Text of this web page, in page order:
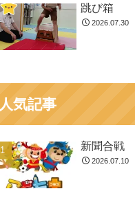
跳び箱
2026.07.30
人気記事
新聞合戦
2026.07.10